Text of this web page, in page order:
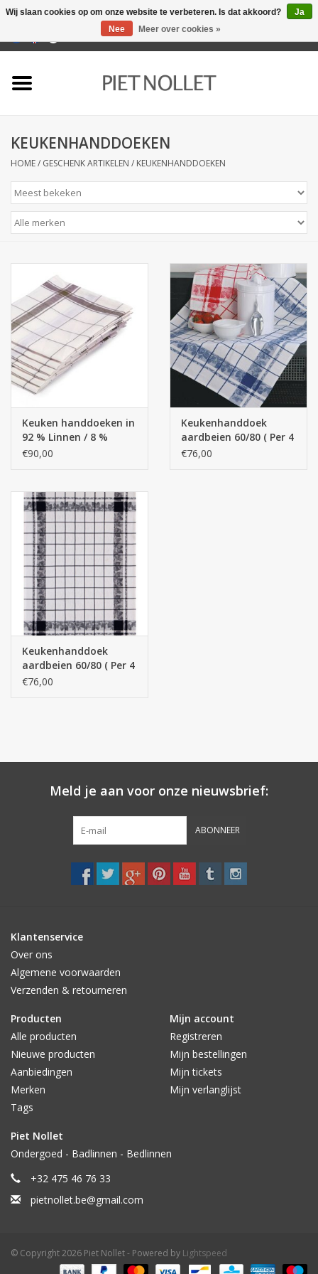
Badlinnen
Bedlinnen
Tafellinnen
Keukenlinnen
Sokken
Zakdoeken
Pullover
Huis en nacht kledij ( HEREN
Kledij
Stof per meter
GESCHENK ARTIKELEN
STRANDLINNEN
MAATWERK
DAMES )
KEUKENHANDDOEKEN
HOME/ GESCHENK ARTIKELEN / KEUKENHANDDOEKEN
Keuken handdoeken in
92 % Linnen / 8 %
katoen Per pak van 6
€90,00
Keukenhanddoek
aardbeien 60/80 ( Per 4
stuks ) 100 % katoen )
€76,00
Keukenhanddoek
aardbeien 60/80 ( Per 4
stuks ) 100 % katoen )
€76,00
Meld je aan voor onze nieuwsbrief:
ABONNEER
Klantenservice
Over ons
Algemene voorwaarden
Verzenden & retourneren
Producten
Alle producten
Nieuwe producten
Aanbiedingen
Merken
Tags
Mijn account
Registreren
Mijn bestellingen
Mijn tickets
Mijn verlanglijst
Piet Nollet
Ondergoed - Badlinnen - Bedlinnen
+32 475 46 76 33
pietnollet.be@gmail.com
© Copyright 2026 Piet Nollet - Powered by Lightspeed
Wij slaan cookies op om onze website te verbeteren. Is dat akkoord?
Ja
Nee
Meer over cookies »